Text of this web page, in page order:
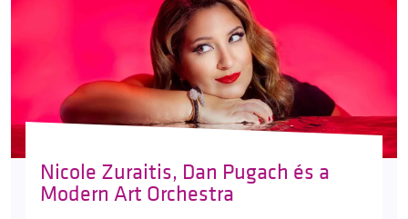
Nicole Zuraitis, Dan Pugach és a
Modern Art Orchestra